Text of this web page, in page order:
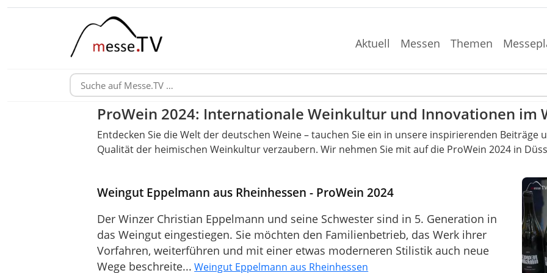
Aktuell Messen Themen
ProWein 2024: Internationale Weinkultur und Innovationen im
Entdecken Sie die Welt der deutschen Weine – tauchen Sie ein in unsere inspirierenden Beiträge
Qualität der heimischen Weinkultur verzaubern. Wir nehmen Sie mit auf die ProWein 2024 in
Weingut Eppelmann aus Rheinhessen - ProWein 2024
Der Winzer Christian Eppelmann und seine Schwester sind in 5. Generation in
das Weingut eingestiegen. Sie möchten den Familienbetrieb, das Werk ihrer
Vorfahren, weiterführen und mit einer etwas moderneren Stilistik auch neue
Wege beschreite... Weingut Eppelmann aus Rheinhessen